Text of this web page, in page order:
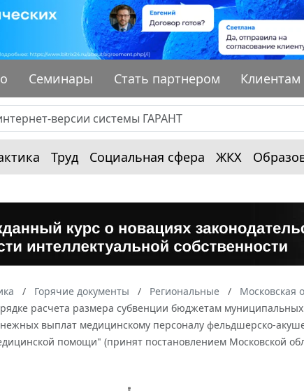
Семинары Стать партнером Клиентам
Труд Социальная сфера ЖКХ
Горячие документы Региональные Московская
расчета размера субвенции бюджетам муниципальных
выплат медицинскому персоналу фельдшерско-
помощи" (принят постановлением Московской